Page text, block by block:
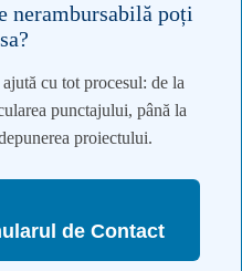
nerambursabilă poți
cu tot procesul: de la
punctajului, până la
proiectului.
de Contact